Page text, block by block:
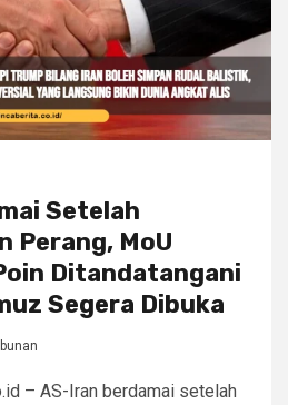
Setelah
Perang, MoU
Ditandatangani
Segera Dibuka
– AS-Iran berdamai setelah